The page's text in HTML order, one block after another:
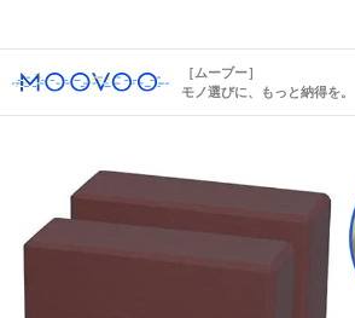
［ムーブー］
モノ選びに、もっと納得を。